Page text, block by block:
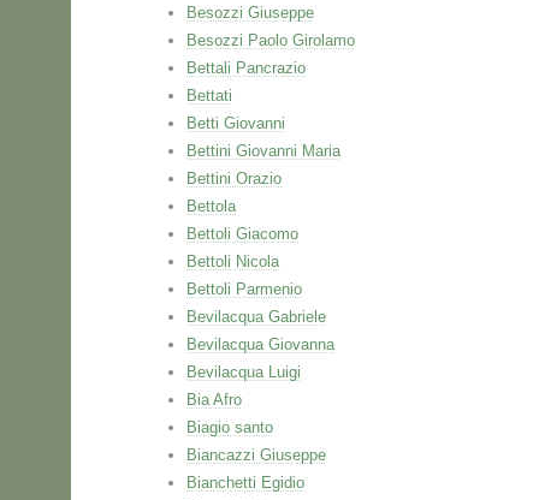
Besozzi Giuseppe
Besozzi Paolo Girolamo
Bettali Pancrazio
Bettati
Betti Giovanni
Bettini Giovanni Maria
Bettini Orazio
Bettola
Bettoli Giacomo
Bettoli Nicola
Bettoli Parmenio
Bevilacqua Gabriele
Bevilacqua Giovanna
Bevilacqua Luigi
Bia Afro
Biagio santo
Biancazzi Giuseppe
Bianchetti Egidio